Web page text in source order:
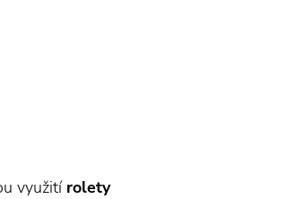
využití rolety